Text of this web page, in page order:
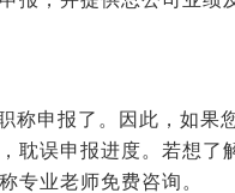
称申报了。因此，如果
耽误申报进度。若想了
专业老师免费咨询。